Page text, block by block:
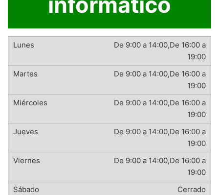
De 9:00 a 14:00,De 16:00 a
19:00
De 9:00 a 14:00,De 16:00 a
19:00
De 9:00 a 14:00,De 16:00 a
19:00
De 9:00 a 14:00,De 16:00 a
19:00
De 9:00 a 14:00,De 16:00 a
19:00
Cerrado